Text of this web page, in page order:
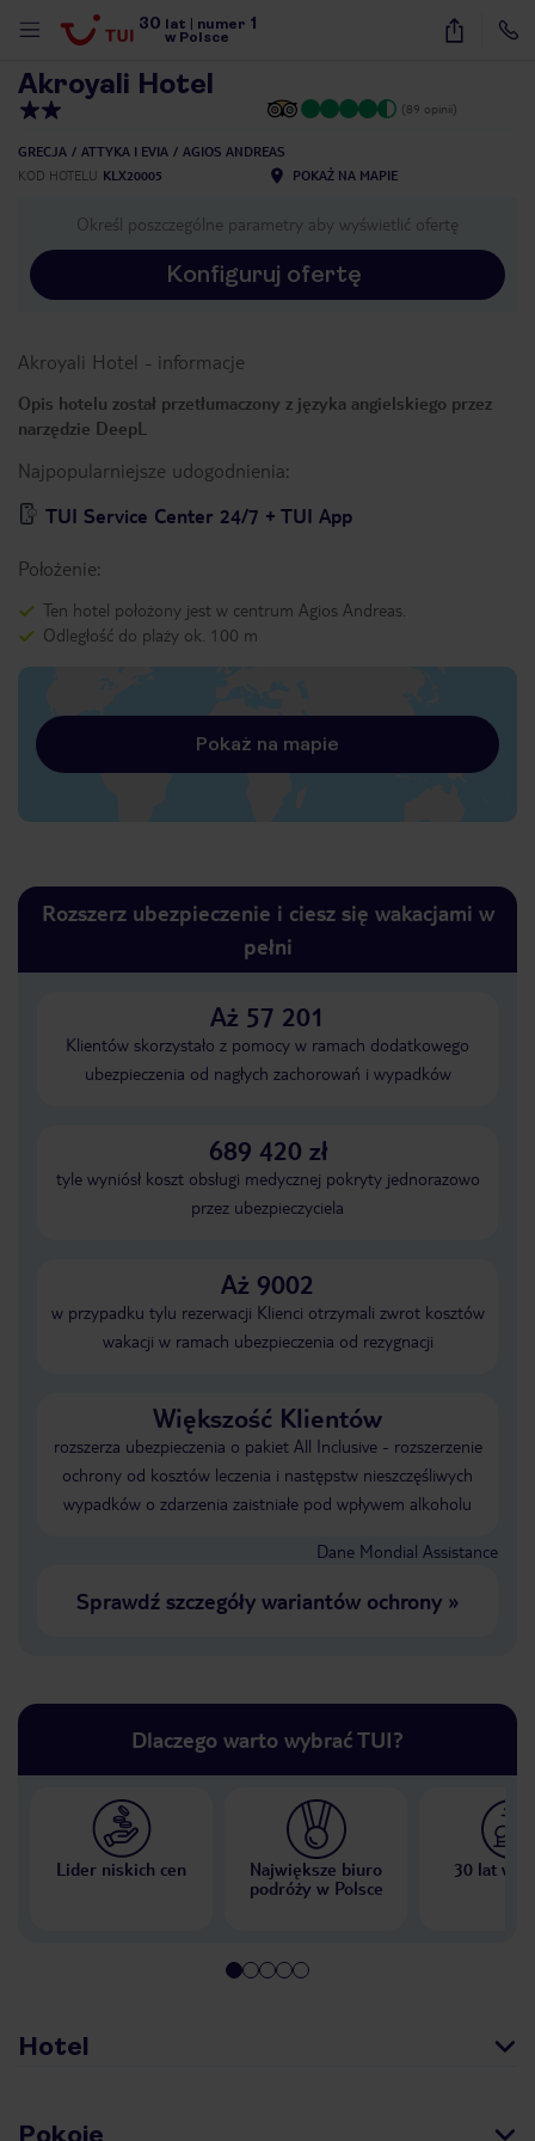
30 lat numer 1
w Polsce
74
Akroyali Hotel
(89 opinii)
GRECJA ATTYKA I EVIA
AGIOS ANDREAS
KOD HOTELU KLX20005 POKAŻ NA MAPIE
Określ poszczególne parametry aby wyświetlić ofertę
Konfiguruj ofertę
Akroyali Hotel - informacje
Opis hotelu został przetłumaczony z języka angielskiego przez
narzędzie DeepL
Najpopularniejsze udogodnienia:
TUI Service Center 24/7 + TUI App
Położenie:
Ten hotel położony jest w centrum Agios Andreas.
Odległość do plaży ok. 100 m
Pokaż na mapie
Rozszerz ubezpieczenie i ciesz się wakacjami w
pełni
Aż 57 201
Klientów skorzystało z pomocy w ramach dodatkowego
ubezpieczenia od nagłych zachorowań i wypadków
689 420 zł
tyle wyniósł koszt obsługi medycznej pokryty jednorazowo
przez ubezpieczyciela
Aż 9002
w przypadku tylu rezerwacji Klienci otrzymali zwrot kosztów
wakacji w ramach ubezpieczenia od rezygnacji
Większość Klientów
rozszerza ubezpieczenia o pakiet All Inclusive - rozszerzenie
ochrony od kosztów leczenia i następstw nieszczęśliwych
wypadków o zdarzenia zaistniałe pod wpływem alkoholu
Dane Mondial Assistance
Sprawdź szczegóły wariantów ochrony»
Dlaczego warto wybrać TUI?
Lider niskich cen
Największe biuro
podróży w Polsce
30 lat w
Hotel
Pokoje